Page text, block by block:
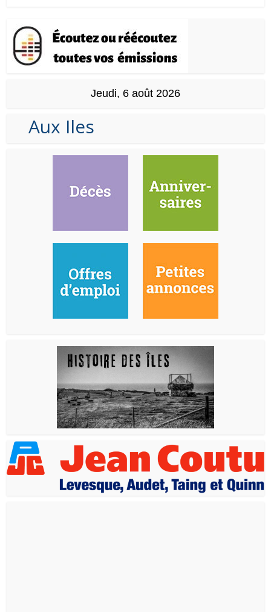
Jeudi, 6 août 2026
Aux Iles